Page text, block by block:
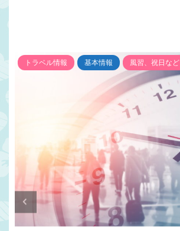
トラベル情報 基本情報 風習、祝日など